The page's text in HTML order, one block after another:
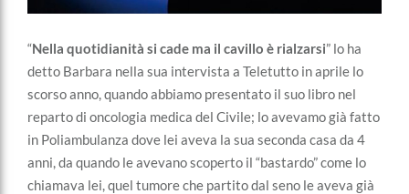
“Nella quotidianità si cade ma il cavillo è rialzarsi” lo ha
detto Barbara nella sua intervista a Teletutto in aprile lo
scorso anno, quando abbiamo presentato il suo libro nel
reparto di oncologia medica del Civile; lo avevamo già fatto
in Poliambulanza dove lei aveva la sua seconda casa da 4
anni, da quando le avevano scoperto il “bastardo” come lo
chiamava lei, quel tumore che partito dal seno le aveva già